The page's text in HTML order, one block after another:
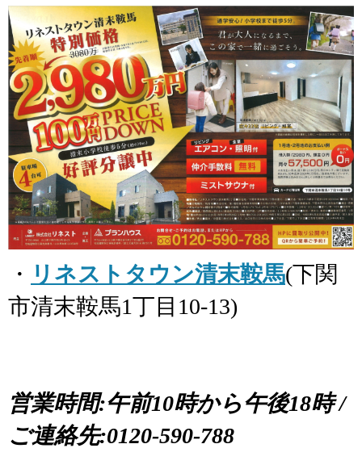
・ リネストタウン清末鞍馬(下関
市清末鞍馬1丁目10-13)
営業時間:午前10時から午後18時 /
ご連絡先:0120-590-788